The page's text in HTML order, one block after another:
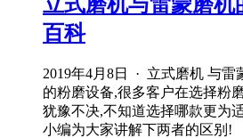
百科
2019年4月8日 · 立式磨机 与雷
的粉磨设备,很多客户在选择粉
犹豫不决,不知道选择哪款更为
小编为大家讲解下两者的区别!